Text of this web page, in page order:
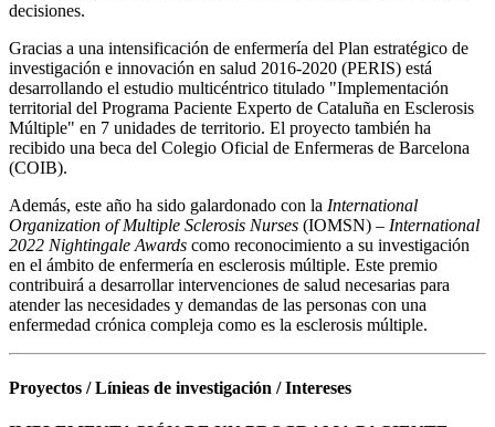
decisiones.
Gracias a una intensificación de enfermería del Plan estratégico de
investigación e innovación en salud 2016-2020 (PERIS) está
desarrollando el estudio multicéntrico titulado "Implementación
territorial del Programa Paciente Experto de Cataluña en Esclerosis
Múltiple" en 7 unidades de territorio. El proyecto también ha
recibido una beca del Colegio Oficial de Enfermeras de Barcelona
(COIB).
Además, este año ha sido galardonado con la International
Organization of Multiple Sclerosis Nurses (IOMSN) – International
2022 Nightingale Awards como reconocimiento a su investigación
en el ámbito de enfermería en esclerosis múltiple. Este premio
contribuirá a desarrollar intervenciones de salud necesarias para
atender las necesidades y demandas de las personas con una
enfermedad crónica compleja como es la esclerosis múltiple.
Proyectos / Línieas de investigación / Intereses